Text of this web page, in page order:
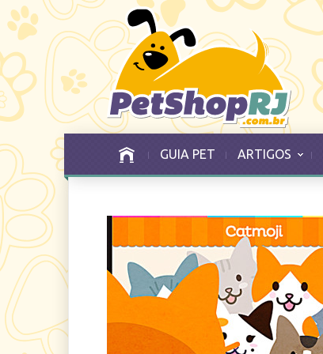
GUIA PET ARTIGOS